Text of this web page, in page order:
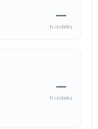
—
h-indeks
—
h-indeks